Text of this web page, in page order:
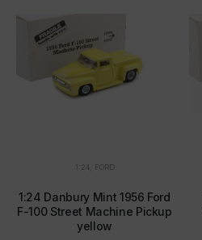
1:24 FORD
1:24 Danbury Mint 1956 Ford
F-100 Street Machine Pickup
yellow